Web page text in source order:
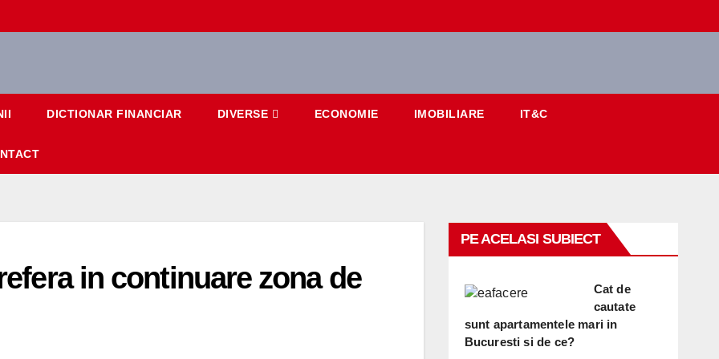
DICTIONAR FINANCIAR DIVERSE ECONOMIE IMOBILIARE IT&C
in continuare zona de
PE ACELASI SUBIECT
Cat de
cautate
sunt apartamentele mari in
Bucuresti si de ce?